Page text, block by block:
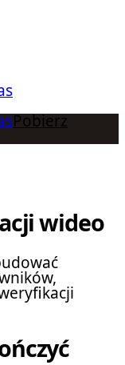
Pobierz
wideo